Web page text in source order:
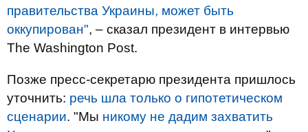
правительства Украины, может быть
оккупирован", – сказал президент в интервью
The Washington Post.
Позже пресс-секретарю президента пришлось
уточнить: речь шла только о гипотетическом
сценарии. "Мы никому не дадим захватить